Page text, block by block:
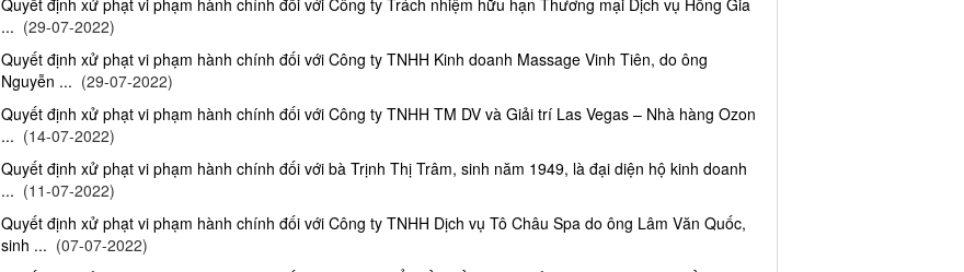
Quyết định xử phạt vi phạm hành chính đối với Công ty Trách nhiệm hữu hạn Thương mại Dịch vụ Hồng Gia
... (29-07-2022)
Quyết định xử phạt vi phạm hành chính đối với Công ty TNHH Kinh doanh Massage Vinh Tiên, do ông
Nguyễn ... (29-07-2022)
Quyết định xử phạt vi phạm hành chính đối với Công ty TNHH TM DV và Giải trí Las Vegas – Nhà hàng Ozon
... (14-07-2022)
Quyết định xử phạt vi phạm hành chính đối với bà Trịnh Thị Trâm, sinh năm 1949, là đại diện hộ kinh doanh
... (11-07-2022)
Quyết định xử phạt vi phạm hành chính đối với Công ty TNHH Dịch vụ Tô Châu Spa do ông Lâm Văn Quốc,
sinh ... (07-07-2022)